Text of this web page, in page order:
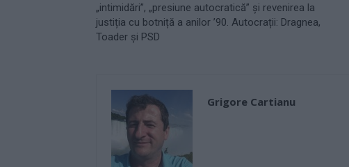
„intimidări”, „presiune autocratică” și revenirea la
justiția cu botniță a anilor ’90. Autocrații: Dragnea,
Toader și PSD
Grigore Cartianu